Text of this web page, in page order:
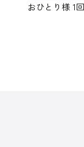
おひとり様 1